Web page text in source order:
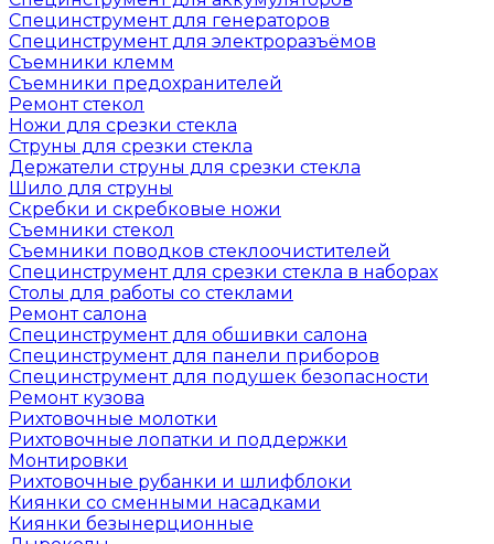
Специнструмент для генераторов
Специнструмент для электроразъёмов
Съемники клемм
Съемники предохранителей
Ремонт стекол
Ножи для срезки стекла
Струны для срезки стекла
Держатели струны для срезки стекла
Шило для струны
Скребки и скребковые ножи
Съемники стекол
Съемники поводков стеклоочистителей
Специнструмент для срезки стекла в наборах
Столы для работы со стеклами
Ремонт салона
Специнструмент для обшивки салона
Специнструмент для панели приборов
Специнструмент для подушек безопасности
Ремонт кузова
Рихтовочные молотки
Рихтовочные лопатки и поддержки
Монтировки
Рихтовочные рубанки и шлифблоки
Киянки со сменными насадками
Киянки безынерционные